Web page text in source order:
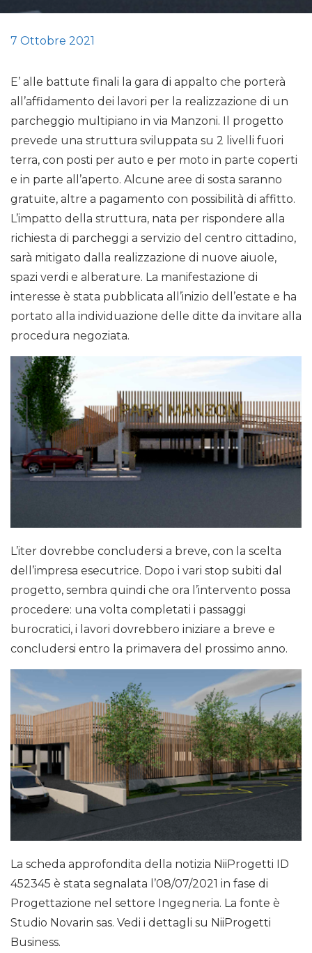
7 Ottobre 2021
E’ alle battute finali la gara di appalto che porterà
all’affidamento dei lavori per la realizzazione di un
parcheggio multipiano in via Manzoni. Il progetto
prevede una struttura sviluppata su 2 livelli fuori
terra, con posti per auto e per moto in parte coperti
e in parte all’aperto. Alcune aree di sosta saranno
gratuite, altre a pagamento con possibilità di affitto.
L’impatto della struttura, nata per rispondere alla
richiesta di parcheggi a servizio del centro cittadino,
sarà mitigato dalla realizzazione di nuove aiuole,
spazi verdi e alberature. La manifestazione di
interesse è stata pubblicata all’inizio dell’estate e ha
portato alla individuazione delle ditte da invitare alla
procedura negoziata.
L’iter dovrebbe concludersi a breve, con la scelta
dell’impresa esecutrice. Dopo i vari stop subiti dal
progetto, sembra quindi che ora l’intervento possa
procedere: una volta completati i passaggi
burocratici, i lavori dovrebbero iniziare a breve e
concludersi entro la primavera del prossimo anno.
La scheda approfondita della notizia NiiProgetti ID
452345 è stata segnalata l’08/07/2021 in fase di
Progettazione nel settore Ingegneria. La fonte è
Studio Novarin sas. Vedi i dettagli su NiiProgetti
Business.